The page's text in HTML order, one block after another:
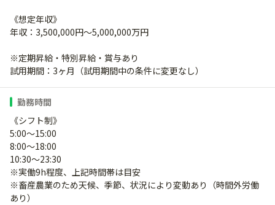
《想定年収》
年収：3,500,000円〜5,000,000万円
※定期昇給・特別昇給・賞与あり
試用期間：3ヶ月（試用期間中の条件に変更なし）
勤務時間
《シフト制》
5:00～15:00
8:00～18:00
10:30～23:30
※実働9h程度、上記時間帯は目安
※畜産農業のため天候、季節、状況により変動あり（時間外労働
あり）